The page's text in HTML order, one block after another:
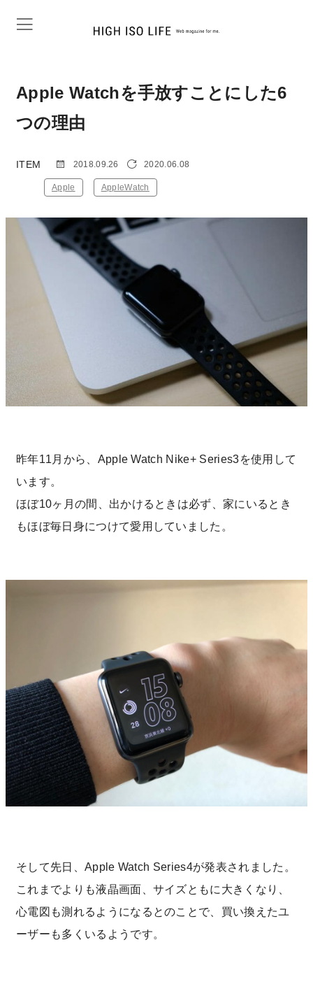
Apple Watchを手放すことにした6
つの理由
ITEM 2018.09.26 2020.06.08
Apple AppleWatch
昨年11月から、Apple Watch Nike+ Series3を使用して
います。
ほぼ10ヶ月の間、出かけるときは必ず、家にいるとき
もほぼ毎日身につけて愛用していました。
そして先日、Apple Watch Series4が発表されました。
これまでよりも液晶画面、サイズともに大きくなり、
心電図も測れるようになるとのことで、買い換えたユ
ーザーも多くいるようです。